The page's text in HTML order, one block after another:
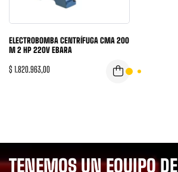
ELECTROBOMBA CENTRÍFUGA CMA 200
M 2 HP 220V EBARA
$ 1.820.963,00
TENEMOS UN EQUIPO DE